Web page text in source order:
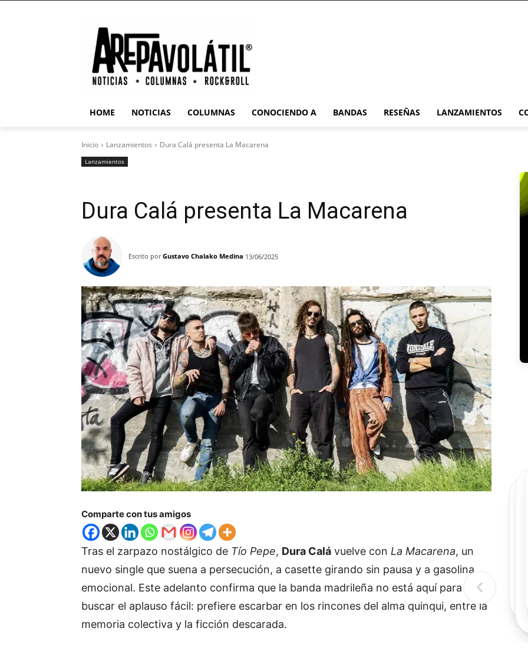
HOME NOTICIAS COLUMNAS CONOCIENDO A BANDAS RESEÑAS LANZAMIENTOS
Inicio Lanzamientos Dura Calá presenta La Macarena
Lanzamientos
Dura Calá presenta La Macarena
Escrito por Gustavo Chalako Medina 13/06/2025
Comparte con tus amigos
Tras el zarpazo nostálgico de Tío Pepe, Dura Calá vuelve con La Macarena, un
nuevo single que suena a persecución, a casette girando sin pausa y a gasolina
emocional. Este adelanto confirma que la banda madrileña no está aquí para
buscar el aplauso fácil: prefiere escarbar en los rincones del alma quinqui, entre la
memoria colectiva y la ficción descarada.